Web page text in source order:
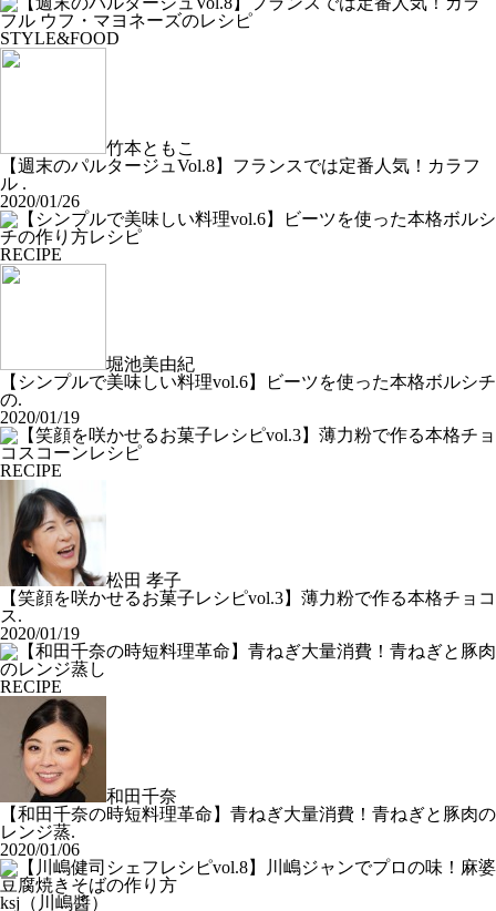
STYLE&FOOD
竹本ともこ
【週末のパルタージュVol.8】フランスでは定番人気！カラフ
ル .
2020/01/26
RECIPE
堀池美由紀
【シンプルで美味しい料理vol.6】ビーツを使った本格ボルシチ
の.
2020/01/19
RECIPE
松田 孝子
【笑顔を咲かせるお菓子レシピvol.3】薄力粉で作る本格チョコ
ス.
2020/01/19
RECIPE
和田千奈
【和田千奈の時短料理革命】青ねぎ大量消費！青ねぎと豚肉の
レンジ蒸.
2020/01/06
ksj（川嶋醬）